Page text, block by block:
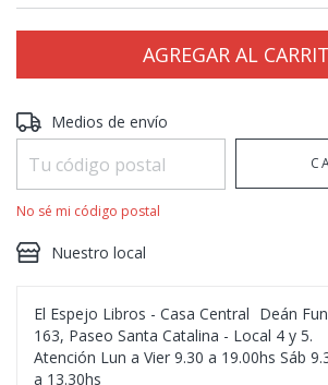
Entregas para el CP:
Medios de envío
No sé mi código postal
Nuestro local
El Espejo Libros - Casa Central Deán
163, Paseo Santa Catalina - Local 4 y 5.
Atención Lun a Vier 9.30 a 19.00hs Sáb
a 13.30hs